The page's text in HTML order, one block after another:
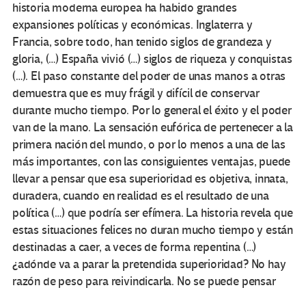
historia moderna europea ha habido grandes
expansiones políticas y económicas. Inglaterra y
Francia, sobre todo, han tenido siglos de grandeza y
gloria, (…) España vivió (…) siglos de riqueza y conquistas
(…). El paso constante del poder de unas manos a otras
demuestra que es muy frágil y difícil de conservar
durante mucho tiempo. Por lo general el éxito y el poder
van de la mano. La sensación eufórica de pertenecer a la
primera nación del mundo, o por lo menos a una de las
más importantes, con las consiguientes ventajas, puede
llevar a pensar que esa superioridad es objetiva, innata,
duradera, cuando en realidad es el resultado de una
política (…) que podría ser efímera. La historia revela que
estas situaciones felices no duran mucho tiempo y están
destinadas a caer, a veces de forma repentina (…)
¿adónde va a parar la pretendida superioridad? No hay
razón de peso para reivindicarla. No se puede pensar